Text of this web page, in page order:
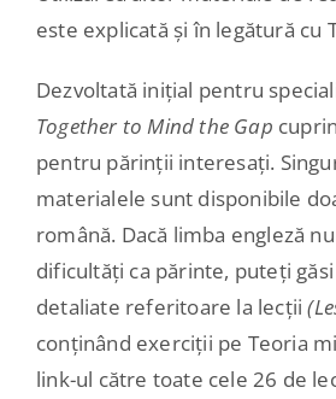
este explicată și în legătură cu
Dezvoltată inițial pentru
Together to Mind the Gap
pentru părinții interesați.
materialele sunt disponibile
română. Dacă limba engleză
dificultăți ca părinte, puteți
detaliate referitoare la lecții
conținând exerciții pe Teoria
link-ul către toate cele 26 de